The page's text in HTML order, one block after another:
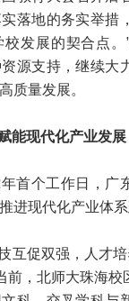
落地的务实举措
发展的契合点。
源支持，继续大
质量发展。
能现代化产业发展
首个工作日，广
进现代化产业体系
互促双强，人才培
前，北师大珠海